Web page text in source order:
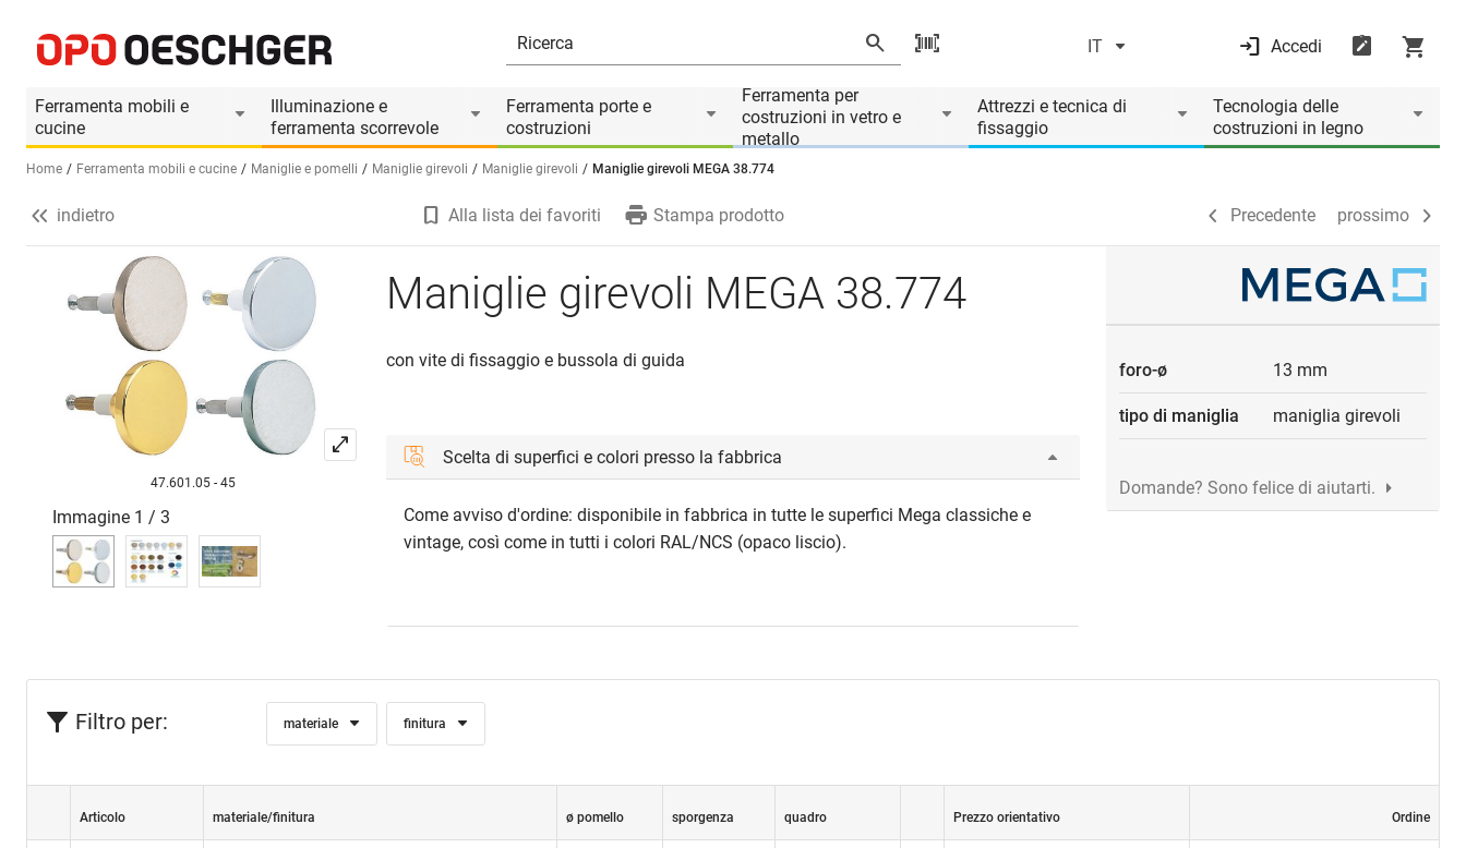
IT Accedi
Ferramenta mobili e
cucine
Illuminazione e
ferramenta scorrevole
Ferramenta porte e
costruzioni
Ferramenta per
costruzioni in vetro e
metallo
Attrezzi e tecnica di
fissaggio
Tecnologia delle
costruzioni in legno
Seleziona una lingua (IT)
Home Ferramenta mobili e cucine Maniglie e pomelli Maniglie girevoli Maniglie girevoli Maniglie girevoli MEGA 38.774
Informazioni prodotto
Precedente prossimo
indietro Alla lista dei favoriti Stampa prodotto Precedente prossimo
47.601.05 - 45
Immagine 1 / 3
Maniglie girevoli MEGA 38.774
con vite di fissaggio e bussola di guida
Scelta di superfici e colori presso la fabbrica
Come avviso d'ordine: disponibile in fabbrica in tutte le superfici Mega classiche e
vintage, così come in tutti i colori RAL/NCS (opaco liscio).
foro-ø 13 mm
tipo di maniglia maniglia girevoli
Domande? Sono felice di aiutarti.
Filtro per: materiale finitura
Articolo materiale/finitura ø pomello sporgenza quadro Prezzo orientativo Ordine